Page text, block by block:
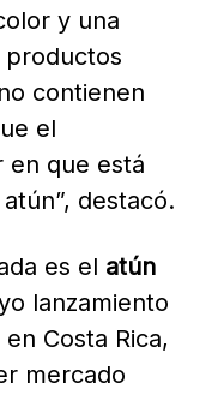
y una
productos
contienen
el
en que está
destacó.
es el atún
lanzamiento
Costa Rica,
mercado